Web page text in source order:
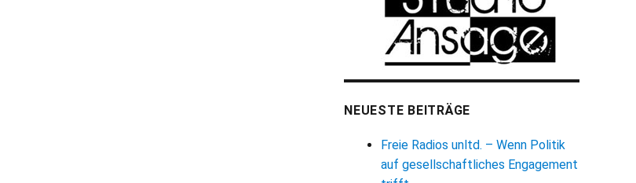
NEUESTE BEITRÄGE
Freie Radios unltd. – Wenn Politik
auf gesellschaftliches Engagement